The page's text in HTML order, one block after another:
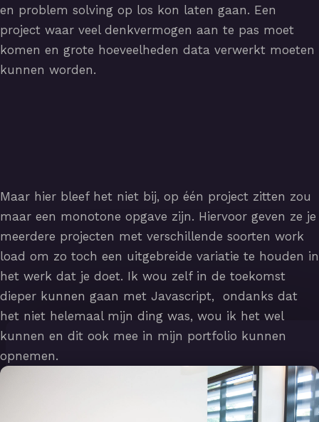
en problem solving op los kon laten gaan. Een
project waar veel denkvermogen aan te pas moet
komen en grote hoeveelheden data verwerkt moeten
kunnen worden.
Maar hier bleef het niet bij, op één project zitten zou
maar een monotone opgave zijn. Hiervoor geven ze je
meerdere projecten met verschillende soorten work
load om zo toch een uitgebreide variatie te houden in
het werk dat je doet. Ik wou zelf in de toekomst
dieper kunnen gaan met Javascript, ondanks dat
het niet helemaal mijn ding was, wou ik het wel
kunnen en dit ook mee in mijn portfolio kunnen
opnemen.